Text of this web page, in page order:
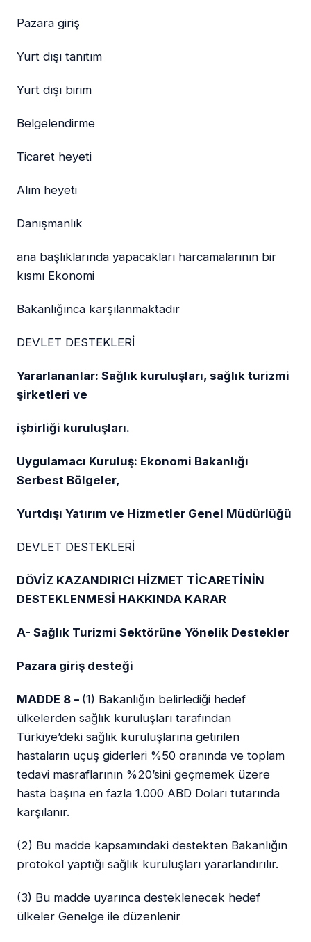
Pazara giriş
Yurt dışı tanıtım
Yurt dışı birim
Belgelendirme
Ticaret heyeti
Alım heyeti
Danışmanlık
ana başlıklarında yapacakları harcamalarının bir
kısmı Ekonomi
Bakanlığınca karşılanmaktadır
DEVLET DESTEKLERİ
Yararlananlar: Sağlık kuruluşları, sağlık turizmi
şirketleri ve
işbirliği kuruluşları.
Uygulamacı Kuruluş: Ekonomi Bakanlığı
Serbest Bölgeler,
Yurtdışı Yatırım ve Hizmetler Genel Müdürlüğü
DEVLET DESTEKLERİ
DÖVİZ KAZANDIRICI HİZMET TİCARETİNİN
DESTEKLENMESİ HAKKINDA KARAR
A- Sağlık Turizmi Sektörüne Yönelik Destekler
Pazara giriş desteği
MADDE 8 – (1) Bakanlığın belirlediği hedef
ülkelerden sağlık kuruluşları tarafından
Türkiye’deki sağlık kuruluşlarına getirilen
hastaların uçuş giderleri %50 oranında ve toplam
tedavi masraflarının %20’sini geçmemek üzere
hasta başına en fazla 1.000 ABD Doları tutarında
karşılanır.
(2) Bu madde kapsamındaki destekten Bakanlığın
protokol yaptığı sağlık kuruluşları yararlandırılır.
(3) Bu madde uyarınca desteklenecek hedef
ülkeler Genelge ile düzenlenir